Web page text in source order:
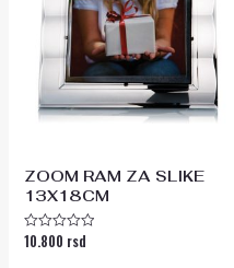
ZOOM RAM ZA SLIKE
13X18CM
Ocenjeno
10.800 rsd